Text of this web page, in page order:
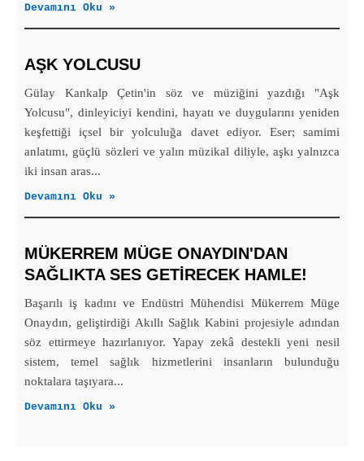
Devamını Oku »
AŞK YOLCUSU
Gülay Kankalp Çetin'in söz ve müziğini yazdığı "Aşk
Yolcusu", dinleyiciyi kendini, hayatı ve duygularını yeniden
keşfettiği içsel bir yolculuğa davet ediyor. Eser; samimi
anlatımı, güçlü sözleri ve yalın müzikal diliyle, aşkı yalnızca
iki insan aras...
Devamını Oku »
MÜKERREM MÜGE ONAYDIN'DAN
SAĞLIKTA SES GETİRECEK HAMLE!
Başarılı iş kadını ve Endüstri Mühendisi Mükerrem Müge
Onaydın, geliştirdiği Akıllı Sağlık Kabini projesiyle adından
söz ettirmeye hazırlanıyor. Yapay zekâ destekli yeni nesil
sistem, temel sağlık hizmetlerini insanların bulunduğu
noktalara taşıyara...
Devamını Oku »